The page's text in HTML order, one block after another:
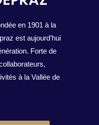
en 1901 à la
est aujourd’hui
Forte de
à la Vallée de